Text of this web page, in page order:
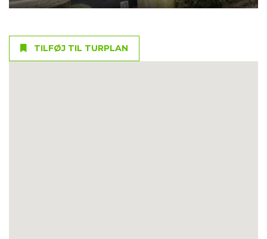
TILFØJ TIL TURPLAN